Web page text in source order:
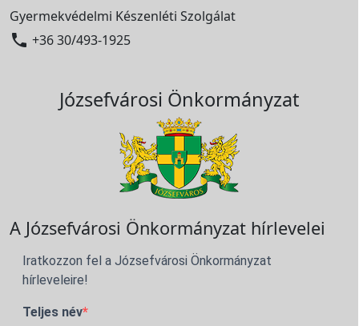
Gyermekvédelmi Készenléti Szolgálat
 +36 30/493-1925
Józsefvárosi Önkormányzat
A Józsefvárosi Önkormányzat hírlevelei
Iratkozzon fel a Józsefvárosi Önkormányzat
hírleveleire!
Teljes név